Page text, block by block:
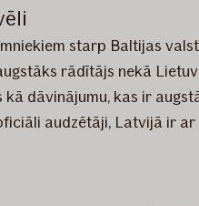
starp Baltijas
rādītājs nekā
dāvinājumu, kas ir
audzētāji, Latvijā ir